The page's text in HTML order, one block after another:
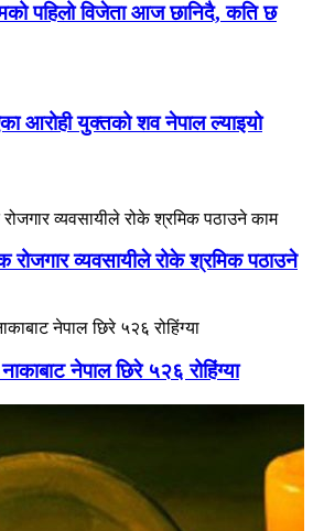
पहिलो विजेता आज छानिदै, कति छ
आरोही युक्तको शव नेपाल ल्याइयो
रोजगार व्यवसायीले रोके श्रमिक पठाउने
नेपाल छिरे ५२६ रोहिंग्या